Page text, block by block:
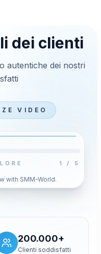
dei clienti
autentiche dei nostri
VIDEO
200.000+
Clienti soddisfatti
YouTube con
il video
2 / 5
with SMM-World.